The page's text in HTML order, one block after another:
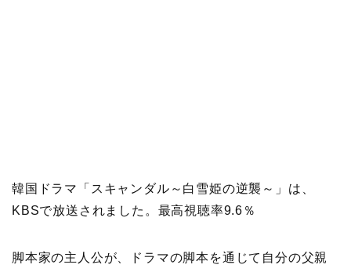
韓国ドラマ「スキャンダル～白雪姫の逆襲～」は、
KBSで放送されました。最高視聴率9.6％
脚本家の主人公が、ドラマの脚本を通じて自分の父親